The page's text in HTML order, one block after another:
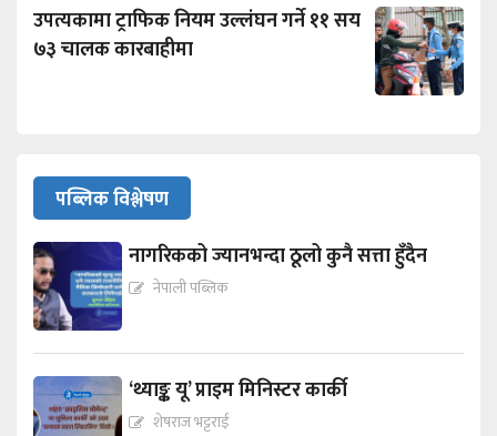
उपत्यकामा ट्राफिक नियम उल्लंघन गर्ने ११ सय
७३ चालक कारबाहीमा
पब्लिक विश्लेषण
नागरिकको ज्यानभन्दा ठूलो कुनै सत्ता हुँदैन
नेपाली पब्लिक
‘थ्याङ्क यू’ प्राइम मिनिस्टर कार्की
शेषराज भट्टराई